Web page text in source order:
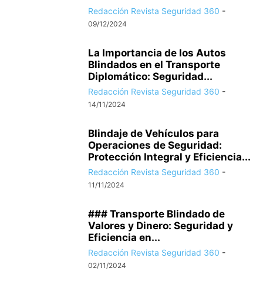
Redacción Revista Seguridad 360 -
09/12/2024
La Importancia de los Autos
Blindados en el Transporte
Diplomático: Seguridad...
Redacción Revista Seguridad 360 -
14/11/2024
Blindaje de Vehículos para
Operaciones de Seguridad:
Protección Integral y Eficiencia...
Redacción Revista Seguridad 360 -
11/11/2024
### Transporte Blindado de
Valores y Dinero: Seguridad y
Eficiencia en...
Redacción Revista Seguridad 360 -
02/11/2024